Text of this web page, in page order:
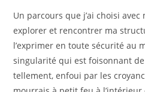
Un parcours que j’ai choisi
explorer et rencontrer ma
l’exprimer en toute sécurité au
singularité qui est foisonnant
tellement, enfoui par les